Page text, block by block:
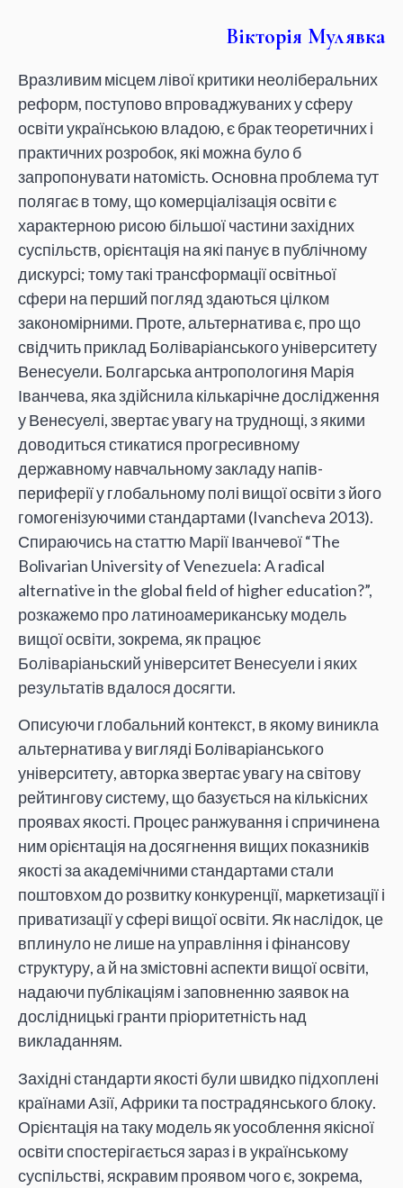
Вікторія Мулявка
Вразливим місцем лівої критики неоліберальних
реформ, поступово впроваджуваних у сферу
освіти українською владою, є брак теоретичних і
практичних розробок, які можна було б
запропонувати натомість. Основна проблема тут
полягає в тому, що комерціалізація освіти є
характерною рисою більшої частини західних
суспільств, орієнтація на які панує в публічному
дискурсі; тому такі трансформації освітньої
сфери на перший погляд здаються цілком
закономірними. Проте, альтернатива є, про що
свідчить приклад Боліваріанського університету
Венесуели. Болгарська антропологиня Марія
Іванчева, яка здійснила кількарічне дослідження
у Венесуелі, звертає увагу на труднощі, з якими
доводиться стикатися прогресивному
державному навчальному закладу напів-
периферії у глобальному полі вищої освіти з його
гомогенізуючими стандартами (Ivancheva 2013).
Спираючись на статтю Марії Іванчевої “The
Bolivarian University of Venezuela: A radical
alternative in the global field of higher education?”,
розкажемо про латиноамериканську модель
вищої освіти, зокрема, як працює
Боліваріаньский університет Венесуели і яких
результатів вдалося досягти.
Описуючи глобальний контекст, в якому виникла
альтернатива у вигляді Боліваріанського
університету, авторка звертає увагу на світову
рейтингову систему, що базується на кількісних
проявах якості. Процес ранжування і спричинена
ним орієнтація на досягнення вищих показників
якості за академічними стандартами стали
поштовхом до розвитку конкуренції, маркетизації і
приватизації у сфері вищої освіти. Як наслідок, це
вплинуло не лише на управління і фінансову
структуру, а й на змістовні аспекти вищої освіти,
надаючи публікаціям і заповненню заявок на
дослідницькі гранти пріоритетність над
викладанням.
Західні стандарти якості були швидко підхоплені
країнами Азії, Африки та пострадянського блоку.
Орієнтація на таку модель як уособлення якісної
освіти спостерігається зараз і в українському
суспільстві, яскравим проявом чого є, зокрема,